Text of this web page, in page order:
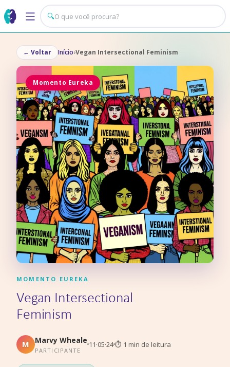
🔍
← Voltar Início›Vegan Intersectional Feminism
Momento Eureka
MOMENTO EUREKA
Vegan Intersectional
Feminism
M Marvy Wheale
PARTICIPANTE
11·05·24⏱ 1 min de leitura